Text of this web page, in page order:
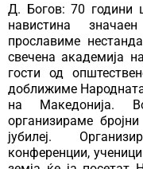
Д. Богов: 70 години
навистина
прославиме
свечена академија
гости од
доближиме
на Македонија.
организираме
јубилеј.
конференции,